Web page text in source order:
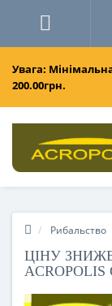
Увага:
200.00грн.
Рибальство
ЦІНУ
ACROPOLIS